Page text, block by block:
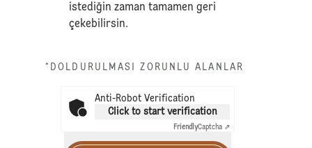
istediğin zaman tamamen geri
çekebilirsin.
*DOLDURULMASI ZORUNLU ALANLAR
Anti-Robot Verification
Click to start verification
FriendlyCaptcha ⇗